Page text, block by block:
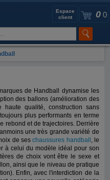
0 0
Espace
client
de Handball dynamise les
des ballons (amélioration des
haute qualité, construction sans
plus performants en terme
rebond et de trajectoires. Derrière
une très grande variété de
de seschaussures handball , le
à celui du modèle idéal pour son
de choix vont être le sexe et
ainsi que le niveau de pratique
Enfin, avec l'interdiction de la